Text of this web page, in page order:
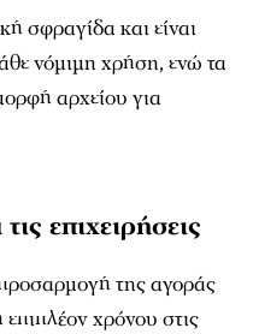
σφραγίδα και είναι
νόμιμη χρήση, ενώ τα
αρχείου για
επιχειρήσεις
της αγοράς
χρόνου στις